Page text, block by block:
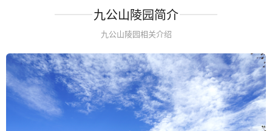
九公山陵园简介
九公山陵园相关介绍